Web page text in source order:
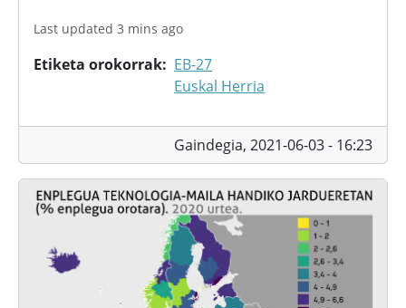
Last updated 3 mins ago
Etiketa orokorrak
EB-27
Euskal Herria
Gaindegia, 2021-06-03 - 16:23